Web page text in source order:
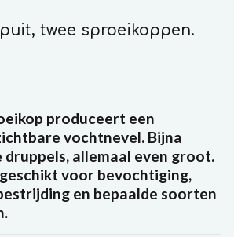
twee sproeikoppen.
produceert een
vochtnevel. Bijna
allemaal even groot.
voor bevochtiging,
en bepaalde soorten